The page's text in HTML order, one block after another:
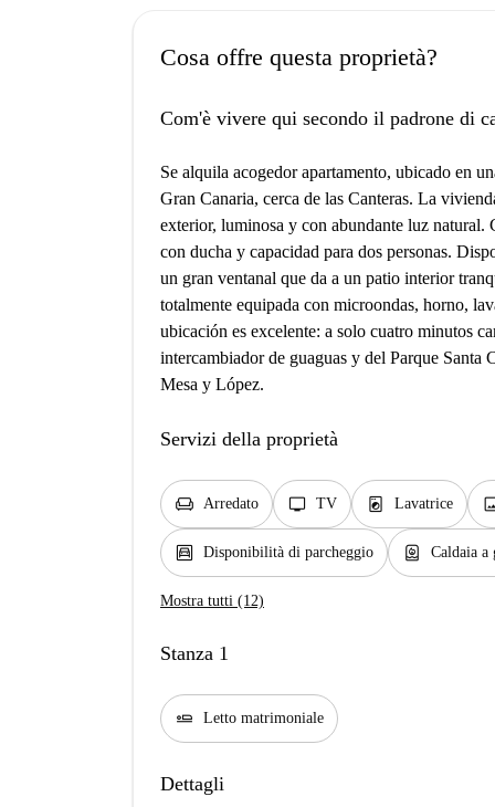
Cosa offre questa proprietà?
Com'è vivere qui secondo il padrone di
Se alquila acogedor apartamento, ubicado en
Gran Canaria, cerca de las Canteras. La
exterior, luminosa y con abundante luz natural.
con ducha y capacidad para dos personas.
un gran ventanal que da a un patio interior
totalmente equipada con microondas, horno,
ubicación es excelente: a solo cuatro minutos
intercambiador de guaguas y del Parque Santa
Mesa y López.
Servizi della proprietà
chair Arredato tv TV local_laundry_service Lavatrice
garage Disponibilità di parcheggio water_heater Caldaia a
Mostra tutti (12)
Stanza 1
airline_seat_flat Letto matrimoniale
Dettagli